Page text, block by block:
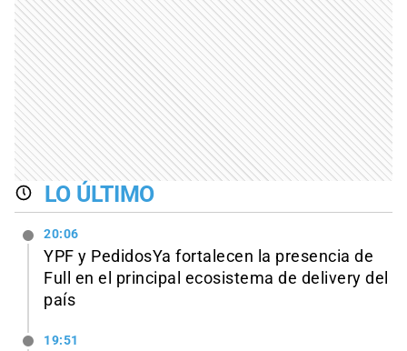
LO ÚLTIMO
20:06
YPF y PedidosYa fortalecen la presencia de
Full en el principal ecosistema de delivery del
país
19:51